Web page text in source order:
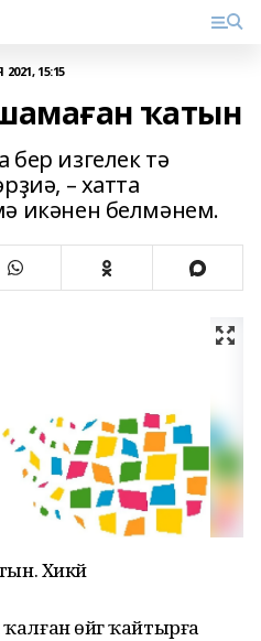
15:15
ҡатын
изгелек тә
– хатта
икәнен белмәнем.
Хикәйә
ҡалған өйгә ҡайтырға